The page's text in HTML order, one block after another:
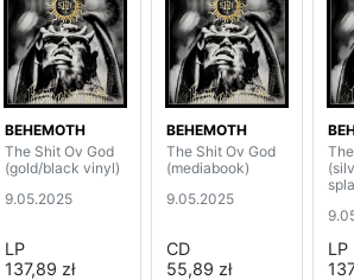
BEHEMOTH
The Shit Ov God
(gold/black vinyl)
9.05.2025
LP
137,89 zł
BEHEMOTH
The Shit Ov God
(mediabook)
9.05.2025
CD
55,89 zł
LP